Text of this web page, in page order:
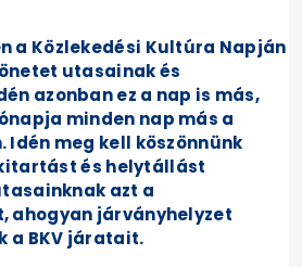
a Közlekedési Kultúra Napján
utasainak és
azonban ez a nap is más,
minden nap más a
Idén meg kell köszönnünk
és helytállást
azt a
ahogyan járványhelyzet
a BKV járatait.